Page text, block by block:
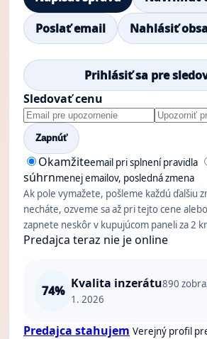
Poslať email
Nahlásiť
Prihlásiť sa pre
Sledovať cenu
Zapnúť
Okamžiteemail pri splnení pravidla
súhrnmenej emailov, posledná zmena
Ak pole vymažete, pošleme každú ďalšiu
necháte, ozveme sa až pri tejto cene
zapnete neskôr v kupujúcom paneli za 2
Predajca teraz nie je online
74% Kvalita inzerátu890
1. 2026
Predajca stahujem Verejný profil